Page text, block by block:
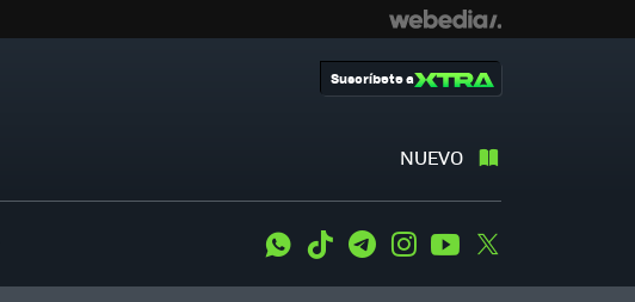
NUEVO
Suscríbete a
WhatsApp
Tiktok TelegramInstagramYoutube